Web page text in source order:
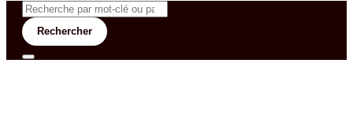
Rechercher